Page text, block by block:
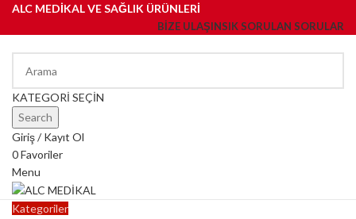
ALC MEDİKAL VE SAĞLIK ÜRÜNLERİ
BIZE ULAŞINSIK SORULAN SORULAR
KATEGORİ SEÇİN
Search
Giriş / Kayıt Ol
0Favoriler
Menu
Kategoriler